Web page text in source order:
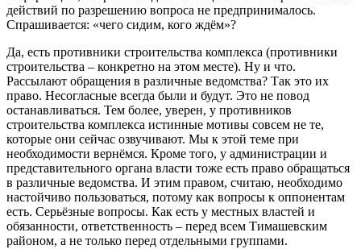
действий по разрешению вопроса не предпринималось.
Спрашивается: «чего сидим, кого ждём»?
Да, есть противники строительства комплекса (противники
строительства – конкретно на этом месте). Ну и что.
Рассылают обращения в различные ведомства? Так это их
право. Несогласные всегда были и будут. Это не повод
останавливаться. Тем более, уверен, у противников
строительства комплекса истинные мотивы совсем не те,
которые они сейчас озвучивают. Мы к этой теме при
необходимости вернёмся. Кроме того, у администрации и
представительного органа власти тоже есть право обращаться
в различные ведомства. И этим правом, считаю, необходимо
настойчиво пользоваться, потому как вопросы к оппонентам
есть. Серьёзные вопросы. Как есть у местных властей и
обязанности, ответственность – перед всем Тимашевским
районом, а не только перед отдельными группами.